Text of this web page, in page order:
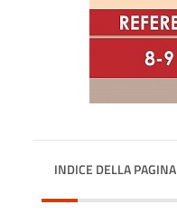
INDICE DELLA PAGINA